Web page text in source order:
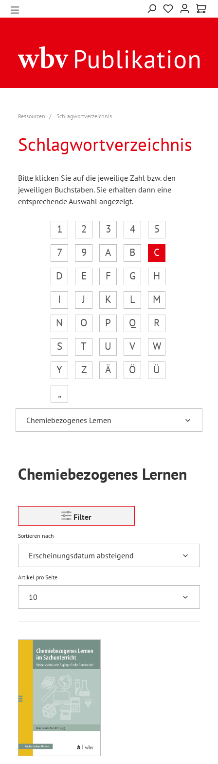
Ressourcen Schlagwortverzeichnis
Schlagwortverzeichnis
Bitte klicken Sie auf die jeweilige Zahl bzw. den
jeweiligen Buchstaben. Sie erhalten dann eine
entsprechende Auswahl angezeigt.
1 2 3 4
5
7
9 A B
C
D
E F G
H
I
J K L
M
N
O P Q
R
S
T U V
W
Y
Z Ä Ö
Ü
„
Chemiebezogenes Lernen
Filter
Sortieren nach
Artikel pro Seite